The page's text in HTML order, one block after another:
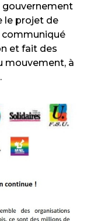
gouvernement
le projet de
communiqué
et fait des
mouvement, à